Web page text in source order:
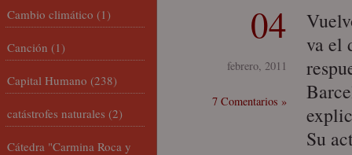
04
febrero, 2011
7 Comentarios »
va el
Su
Cambio climático (1)
Canción (1)
Capital Humano (238)
catástrofes naturales (2)
Cátedra "Carmina Roca y